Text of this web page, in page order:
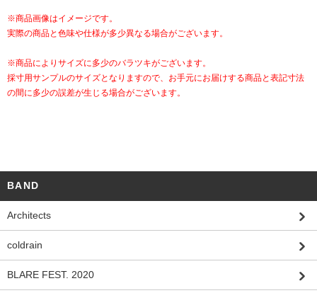
※商品画像はイメージです。
実際の商品と色味や仕様が多少異なる場合がございます。
※商品によりサイズに多少のバラツキがございます。
採寸用サンプルのサイズとなりますので、お手元にお届けする商品と表記寸法
の間に多少の誤差が生じる場合がございます。
BAND
Architects
coldrain
BLARE FEST. 2020